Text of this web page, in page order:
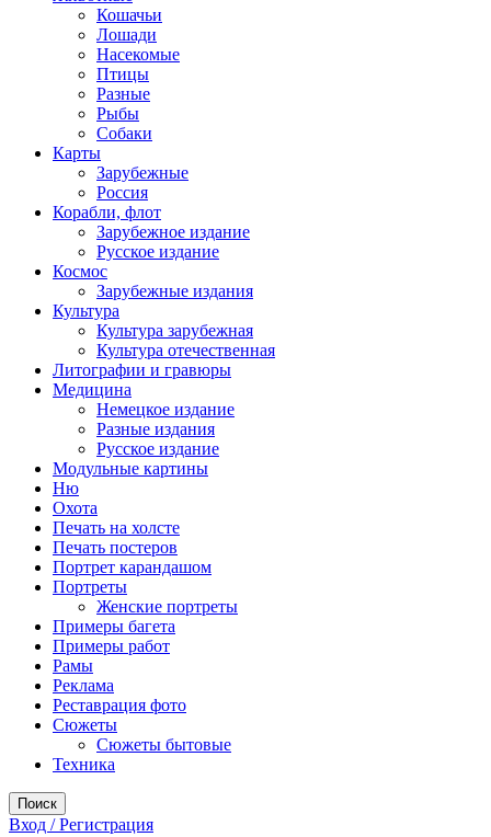
Кошачьи
Лошади
Насекомые
Птицы
Разные
Рыбы
Собаки
Карты
Зарубежные
Россия
Корабли, флот
Зарубежное издание
Русское издание
Космос
Зарубежные издания
Культура
Культура зарубежная
Культура отечественная
Литографии и гравюры
Медицина
Немецкое издание
Разные издания
Русское издание
Модульные картины
Ню
Охота
Печать на холсте
Печать постеров
Портрет карандашом
Портреты
Женские портреты
Примеры багета
Примеры работ
Рамы
Реклама
Реставрация фото
Сюжеты
Сюжеты бытовые
Техника
Поиск
Вход / Регистрация